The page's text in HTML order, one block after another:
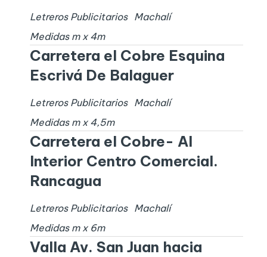
Letreros Publicitarios
Machalí
Medidas m x 4m
Carretera el Cobre Esquina
Escrivá De Balaguer
Letreros Publicitarios
Machalí
Medidas m x 4,5m
Carretera el Cobre- Al
Interior Centro Comercial.
Rancagua
Letreros Publicitarios
Machalí
Medidas m x 6m
Valla Av. San Juan hacia